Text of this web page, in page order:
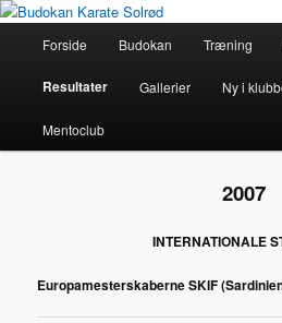
Budokan Karate
Fortsæt
til
primært
Forside Budokan Træning
Resultater Gallerier Ny i
Mentoclub
2007
INTERNATIONALE
Europamesterskaberne SKIF